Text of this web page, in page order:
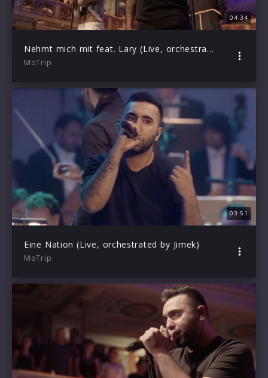
04:34
Nehmt mich mit feat. Lary (Live, orchestrated by Jimek)
MoTrip
03:51
Eine Nation (Live, orchestrated by Jimek)
MoTrip